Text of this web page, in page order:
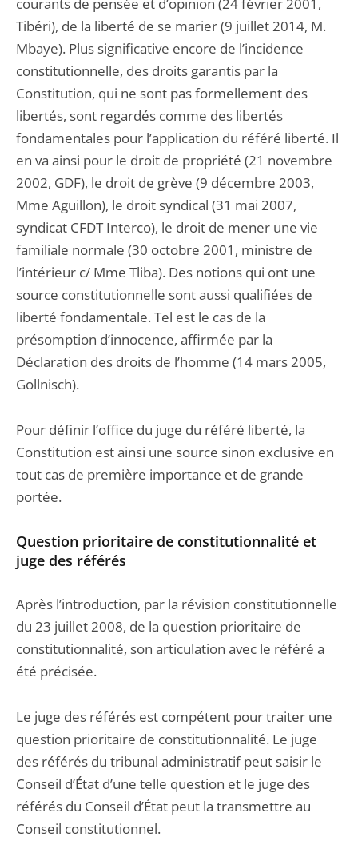
Tibéri), de la liberté de se marier (9 juillet 2014, M.
Mbaye). Plus significative encore de l’incidence
constitutionnelle, des droits garantis par la
Constitution, qui ne sont pas formellement des
libertés, sont regardés comme des libertés
fondamentales pour l’application du référé liberté. Il
en va ainsi pour le droit de propriété (21 novembre
2002, GDF), le droit de grève (9 décembre 2003,
Mme Aguillon), le droit syndical (31 mai 2007,
syndicat CFDT Interco), le droit de mener une vie
familiale normale (30 octobre 2001, ministre de
l’intérieur c/ Mme Tliba). Des notions qui ont une
source constitutionnelle sont aussi qualifiées de
liberté fondamentale. Tel est le cas de la
présomption d’innocence, affirmée par la
Déclaration des droits de l’homme (14 mars 2005,
Gollnisch).
Pour définir l’office du juge du référé liberté, la
Constitution est ainsi une source sinon exclusive en
tout cas de première importance et de grande
portée.
Question prioritaire de constitutionnalité et
juge des référés
Après l’introduction, par la révision constitutionnelle
du 23 juillet 2008, de la question prioritaire de
constitutionnalité, son articulation avec le référé a
été précisée.
Le juge des référés est compétent pour traiter une
question prioritaire de constitutionnalité. Le juge
des référés du tribunal administratif peut saisir le
Conseil d’État d’une telle question et le juge des
référés du Conseil d’État peut la transmettre au
Conseil constitutionnel.